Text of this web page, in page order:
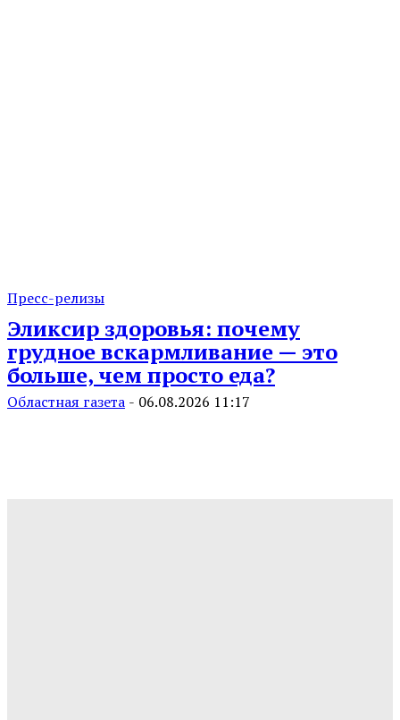
Пресс-релизы
Эликсир здоровья: почему
грудное вскармливание — это
больше, чем просто еда?
Областная газета - 06.08.2026 11:17